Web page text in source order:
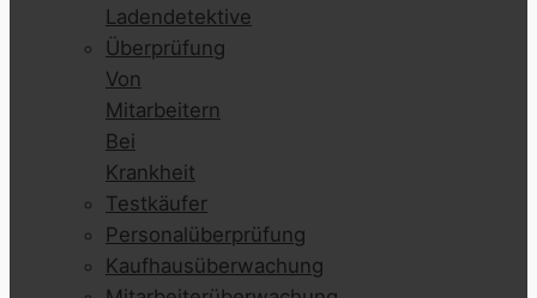
Ladendetektive
Überprüfung
Von
Mitarbeitern
Bei
Krankheit
Testkäufer
Personalüberprüfung
Kaufhausüberwachung